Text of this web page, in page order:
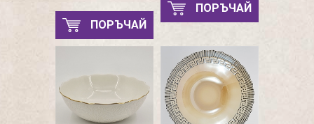
ПОРЪЧАЙ
ПОРЪЧАЙ